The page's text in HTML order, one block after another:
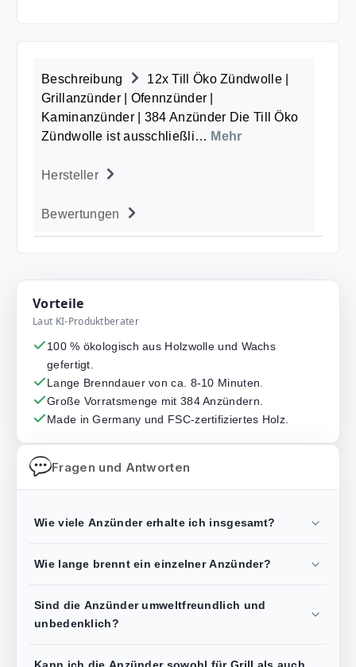
Beschreibung
12x Till Öko Zündwolle |
Grillanzünder | Ofennzünder |
Kaminanzünder | 384 Anzünder Die Till Öko
Zündwolle ist ausschließli… Mehr
Hersteller
Bewertungen
Vorteile
Laut KI-Produktberater
100 % ökologisch aus Holzwolle und Wachs
gefertigt.
Lange Brenndauer von ca. 8-10 Minuten.
Große Vorratsmenge mit 384 Anzündern.
Made in Germany und FSC-zertifiziertes Holz.
Fragen und Antworten
Wie viele Anzünder erhalte ich insgesamt?
Wie lange brennt ein einzelner Anzünder?
Sind die Anzünder umweltfreundlich und
unbedenklich?